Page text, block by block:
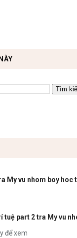
My vu nhom boy hoc
tuệ part 2 tra My vu
để xem